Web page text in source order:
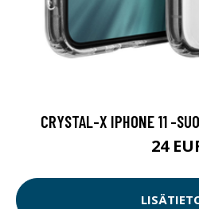
CRYSTAL-X IPHONE 11 -
24